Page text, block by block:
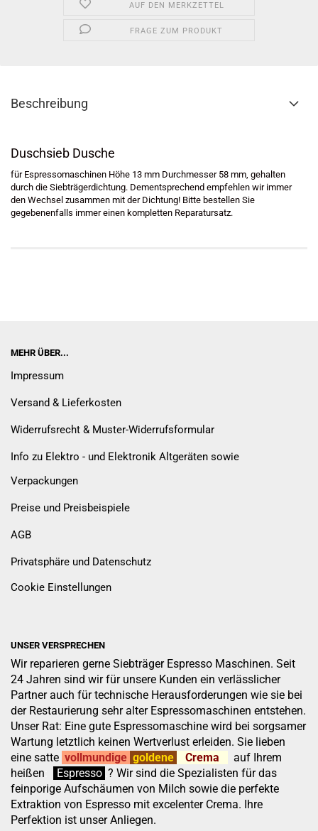
AUF DEN MERKZETTEL
FRAGE ZUM PRODUKT
Beschreibung
Duschsieb Dusche
für Espressomaschinen Höhe 13 mm Durchmesser 58 mm, gehalten
durch die Siebträgerdichtung. Dementsprechend empfehlen wir immer
den Wechsel zusammen mit der Dichtung! Bitte bestellen Sie
gegebenenfalls immer einen kompletten Reparatursatz.
MEHR ÜBER...
Impressum
Versand & Lieferkosten
Widerrufsrecht & Muster-Widerrufsformular
Info zu Elektro - und Elektronik Altgeräten sowie
Verpackungen
Preise und Preisbeispiele
AGB
Privatsphäre und Datenschutz
Cookie Einstellungen
UNSER VERSPRECHEN
Wir reparieren gerne Siebträger Espresso Maschinen. Seit
24 Jahren sind wir für unsere Kunden ein verlässlicher
Partner auch für technische Herausforderungen wie sie bei
der Restaurierung sehr alter Espressomaschinen entstehen.
Unser Rat: Eine gute Espressomaschine wird bei sorgsamer
Wartung letztlich keinen Wertverlust erleiden. Sie lieben
eine satte vollmundige goldene Crema
auf Ihrem
heißen
Espresso ? Wir sind die Spezialisten für das
feinporige Aufschäumen von Milch sowie die perfekte
Extraktion von Espresso mit excelenter Crema. Ihre
Perfektion ist unser Anliegen.